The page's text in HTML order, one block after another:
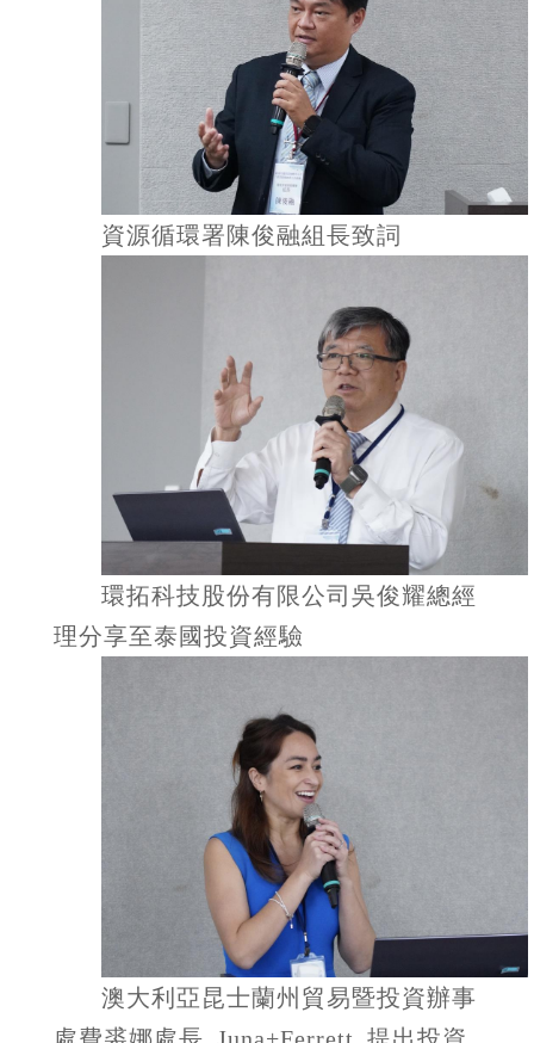
資源循環署陳俊融組長致詞
環拓科技股份有限公司吳俊耀總經
理分享至泰國投資經驗
澳大利亞昆士蘭州貿易暨投資辦事